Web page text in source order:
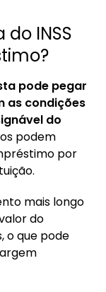
INSS
pode pegar
as condições
do
podem
por
mais longo
do
o que pode